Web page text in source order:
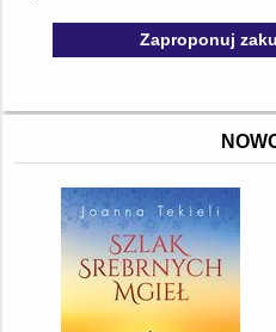
Zaproponuj